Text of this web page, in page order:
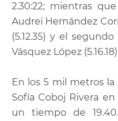
2.30:22; mientras
Audrei Hernández
(5.12.35) y el
Vásquez López
En los 5 mil metros la
Sofía Coboj Rivera
un tiempo de